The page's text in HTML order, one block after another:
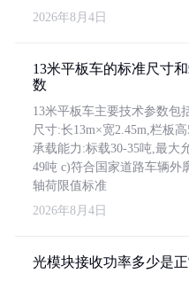
2026年8月4日
13米平板车的标准尺寸
数
13米平板车主要技术参数包
尺寸:长13m×宽2.45m,栏板高
承载能力:标载30-35吨,最大
49吨 c)符合国家道路车辆外
轴荷限值标准
2026年8月4日
光模块接收功率多少是正